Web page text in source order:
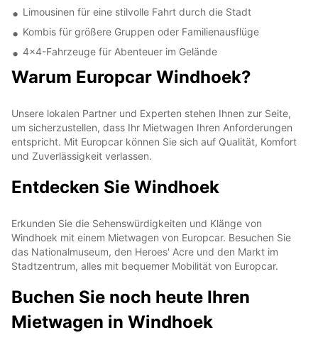
Limousinen für eine stilvolle Fahrt durch die Stadt
Kombis für größere Gruppen oder Familienausflüge
4x4-Fahrzeuge für Abenteuer im Gelände
Warum Europcar Windhoek?
Unsere lokalen Partner und Experten stehen Ihnen zur Seite,
um sicherzustellen, dass Ihr Mietwagen Ihren Anforderungen
entspricht. Mit Europcar können Sie sich auf Qualität, Komfort
und Zuverlässigkeit verlassen.
Entdecken Sie Windhoek
Erkunden Sie die Sehenswürdigkeiten und Klänge von
Windhoek mit einem Mietwagen von Europcar. Besuchen Sie
das Nationalmuseum, den Heroes' Acre und den Markt im
Stadtzentrum, alles mit bequemer Mobilität von Europcar.
Buchen Sie noch heute Ihren
Mietwagen in Windhoek